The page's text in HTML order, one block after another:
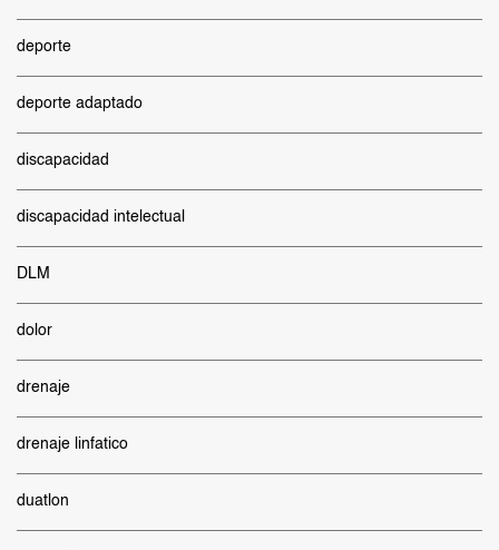
deporte
deporte adaptado
discapacidad
discapacidad intelectual
DLM
dolor
drenaje
drenaje linfatico
duatlon